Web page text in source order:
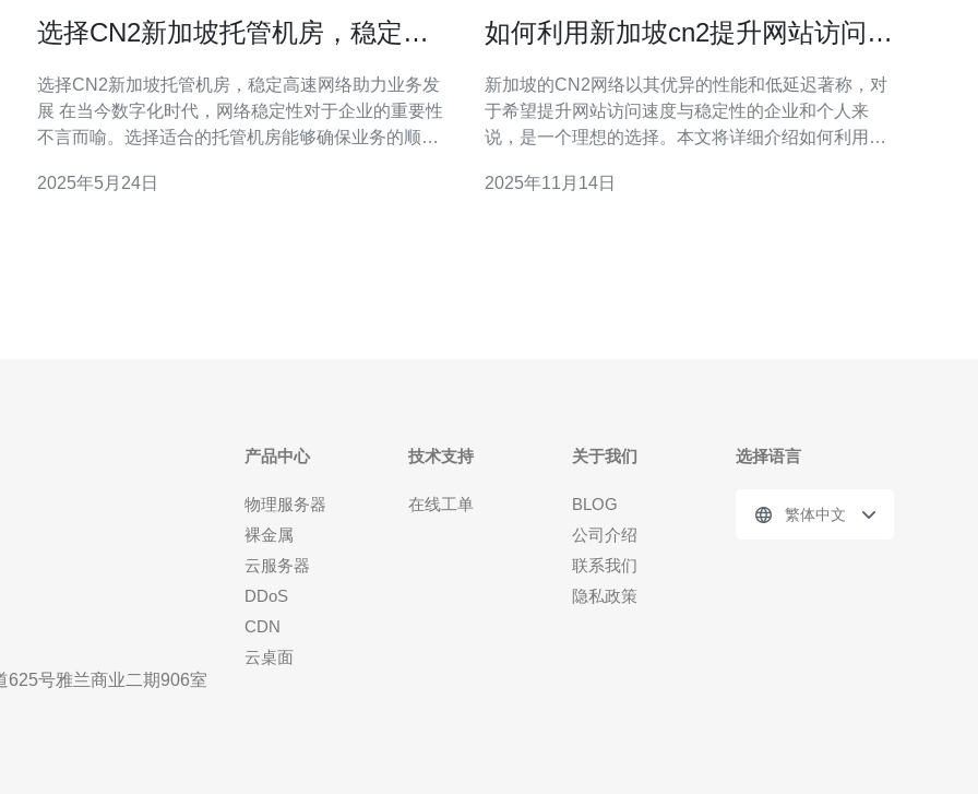
选择CN2新加坡托管机房，稳定高
选择CN2新加坡托管机房，稳定高速网络助力业务发
展 在当今数字化时代，网络稳定性对于企业的重要性
不言而喻。选择适合的托管机房能够确保业务的顺利
和优质的服务而著称，成为众多企业的首选。 拥有高
2025年5月24日
如何利用新加坡cn2提升网站访问速
新加坡的CN2网络以其优异的性能和低延迟著称，对
于希望提升网站访问速度与稳定性的企业和个人来
说，是一个理想的选择。本文将详细介绍如何利用新
作步骤和建议。 1. 了解CN2网络的优势 CN2（China
2025年11月14日
625号雅兰商业二期906室
产品中心
物理服务器
裸金属
云服务器
DDoS
CDN
云桌面
技术支持
在线工单
关于我们
BLOG
公司介绍
联系我们
隐私政策
选择语言
繁体中文